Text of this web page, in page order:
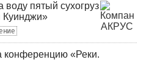
пятый сухогруз
конференцию «Реки.